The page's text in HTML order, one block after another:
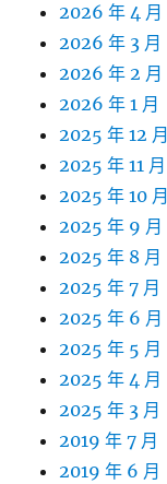
2026 年 4 月
2026 年 3 月
2026 年 2 月
2026 年 1 月
2025 年 12 月
2025 年 11 月
2025 年 10 月
2025 年 9 月
2025 年 8 月
2025 年 7 月
2025 年 6 月
2025 年 5 月
2025 年 4 月
2025 年 3 月
2019 年 7 月
2019 年 6 月